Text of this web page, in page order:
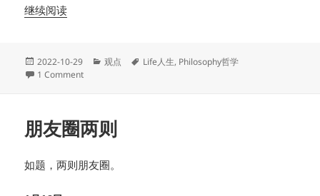
继续阅读
Posted
on
2022-10-29 Categories
观点 Tags
Life人生, Philosophy哲学
1 Commenton 体重：四条迷思
朋友圈两则
如题，两则朋友圈。